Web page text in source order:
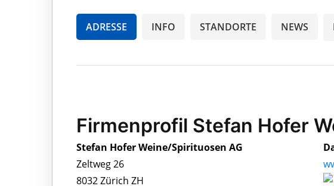
ADRESSE INFO STANDORTE NEWS
Firmenprofil Stefan Hofer
Stefan Hofer Weine/Spirituosen AG
Zeltweg 26
8032 Zürich ZH